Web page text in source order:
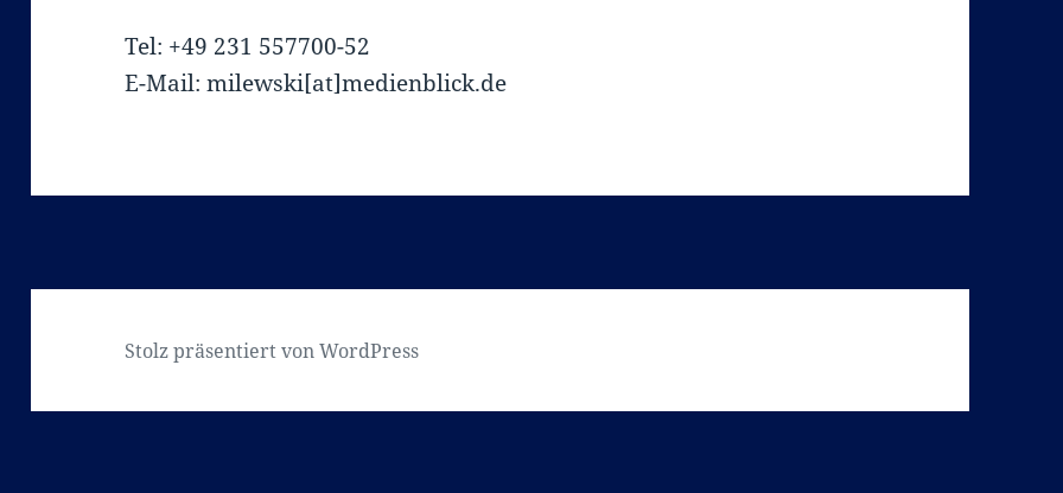
Tel: +49 231 557700-52
E-Mail: milewski[at]medienblick.de
Stolz präsentiert von WordPress